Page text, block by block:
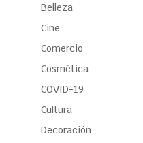
Belleza
Cine
Comercio
Cosmética
COVID-19
Cultura
Decoración